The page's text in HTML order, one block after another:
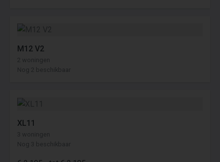
M12 V2
2 woningen
Nog 2 beschikbaar
XL11
3 woningen
Nog 3 beschikbaar